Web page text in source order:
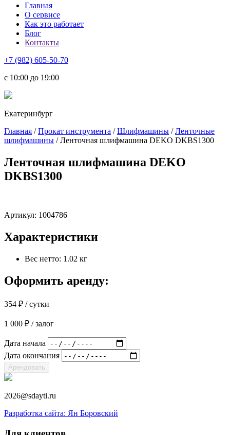
Главная
О сервисе
Как это работает
Блог
Контакты
+7 (982) 605-50-70
c 10:00 до 19:00
Екатеринбург
Главная /Прокат инструмента /Шлифмашины /Ленточные
шлифмашины / Ленточная шлифмашина DEKO DKBS1300
Ленточная шлифмашина DEKO
DKBS1300
Артикул: 1004786
Характеристики
Вес нетто: 1.02 кг
Оформить аренду:
354 ₽ / сутки
1 000 ₽ / залог
Дата начала
Дата окончания
Арендовать
2026@sdayti.ru
Разработка сайта: Ян Боровский